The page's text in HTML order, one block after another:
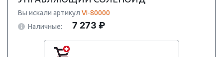
Вы искали артикул VI-80000
Наличные:
7 273 ₽